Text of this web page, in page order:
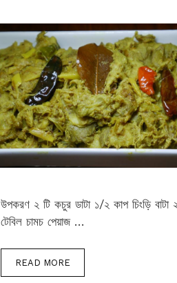
উপকরণ ২ টি ‏কচুর ডাটা ১/২ কাপ ‏চিংড়ি বাটা ২
টেবিল চামচ ‏পেয়াজ …
READ MORE